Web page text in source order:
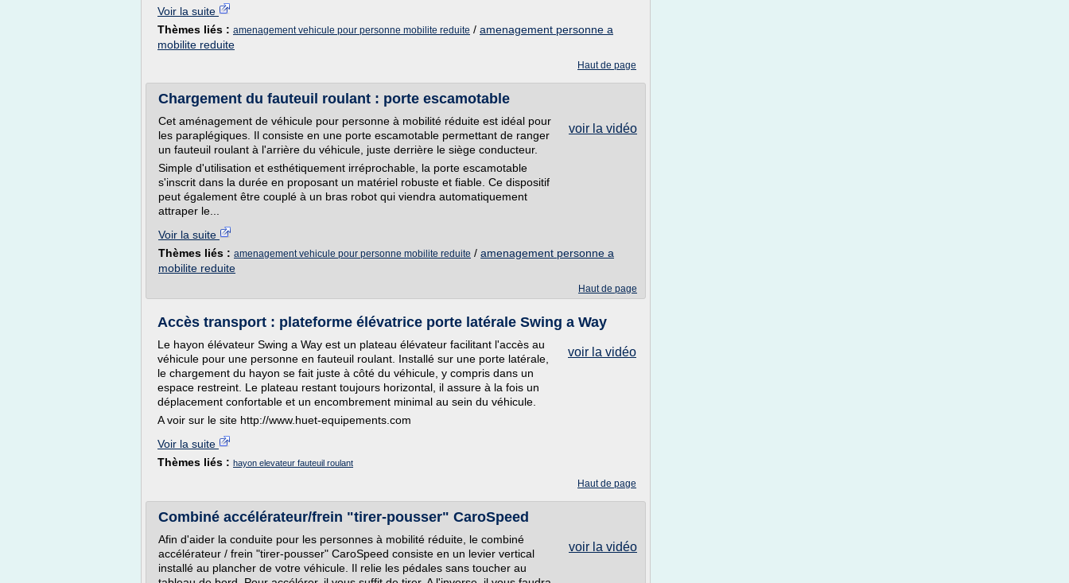
Voir la suite
Thèmes liés : amenagement vehicule pour personne mobilite reduite / amenagement personne a
mobilite reduite
Haut de page
Chargement du fauteuil roulant : porte escamotable
voir la vidéo
Cet aménagement de véhicule pour personne à mobilité réduite est idéal pour
les paraplégiques. Il consiste en une porte escamotable permettant de ranger
un fauteuil roulant à l'arrière du véhicule, juste derrière le siège conducteur.
Simple d'utilisation et esthétiquement irréprochable, la porte escamotable
s'inscrit dans la durée en proposant un matériel robuste et fiable. Ce dispositif
peut également être couplé à un bras robot qui viendra automatiquement
attraper le...
Voir la suite
Thèmes liés : amenagement vehicule pour personne mobilite reduite / amenagement personne a
mobilite reduite
Haut de page
Accès transport : plateforme élévatrice porte latérale Swing a Way
voir la vidéo
Le hayon élévateur Swing a Way est un plateau élévateur facilitant l'accès au
véhicule pour une personne en fauteuil roulant. Installé sur une porte latérale,
le chargement du hayon se fait juste à côté du véhicule, y compris dans un
espace restreint. Le plateau restant toujours horizontal, il assure à la fois un
déplacement confortable et un encombrement minimal au sein du véhicule.
A voir sur le site http://www.huet-equipements.com
Voir la suite
Thèmes liés : hayon elevateur fauteuil roulant
Haut de page
Combiné accélérateur/frein "tirer-pousser" CaroSpeed
voir la vidéo
Afin d'aider la conduite pour les personnes à mobilité réduite, le combiné
accélérateur / frein "tirer-pousser" CaroSpeed consiste en un levier vertical
installé au plancher de votre véhicule. Il relie les pédales sans toucher au